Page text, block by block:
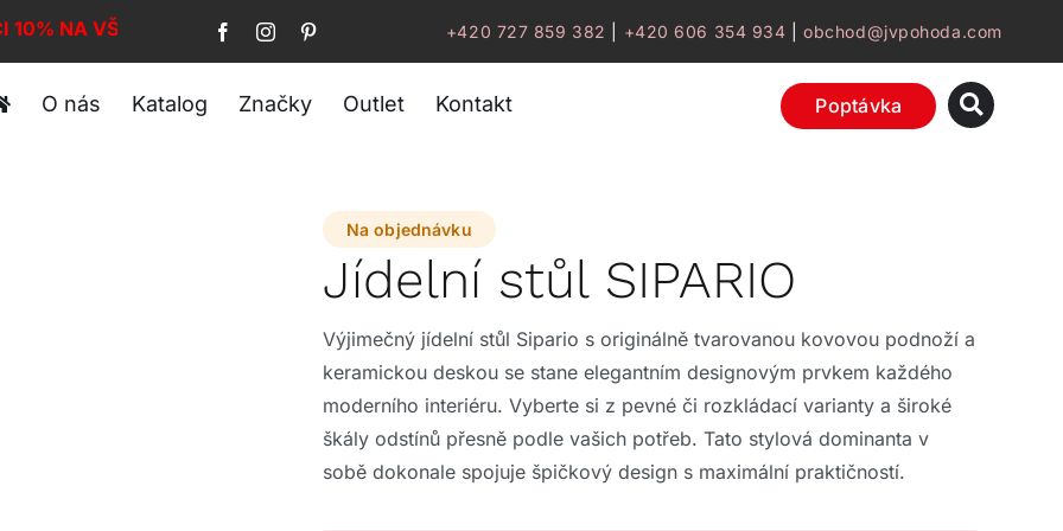
10% NA VŠE! +420 727 859 382 +420 606 354 934 |obchod@jvpohoda.com
O nás Katalog Značky Outlet Kontakt Poptávka
Na objednávku
Jídelní stůl SIPARIO
Výjimečný jídelní stůl Sipario s originálně tvarovanou kovovou podnoží a
keramickou deskou se stane elegantním designovým prvkem každého
moderního interiéru. Vyberte si z pevné či rozkládací varianty a široké
škály odstínů přesně podle vašich potřeb. Tato stylová dominanta v
sobě dokonale spojuje špičkový design s maximální praktičností.